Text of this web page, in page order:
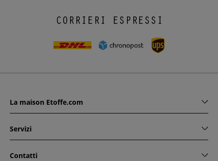
CORRIERI ESPRESSI
La maison Etoffe.com
Servizi
Contatti